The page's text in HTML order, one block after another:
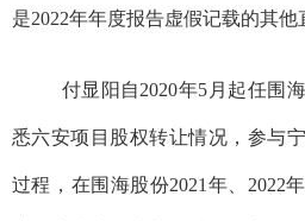
是2022年年度报告虚假记载的其他
付显阳自2020年5月起任围
悉六安项目股权转让情况， 参与
过程， 在围海股份2021年、2022